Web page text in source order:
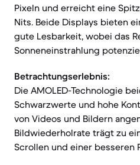
Pixeln und erreicht eine
Nits. Beide Displays bieten
gute Lesbarkeit, wobei das
Sonneneinstrahlung
Betrachtungserlebnis:
Die AMOLED-Technologie
Schwarzwerte und hohe
von Videos und Bildern
Bildwiederholrate trägt zu
Scrollen und einer besseren